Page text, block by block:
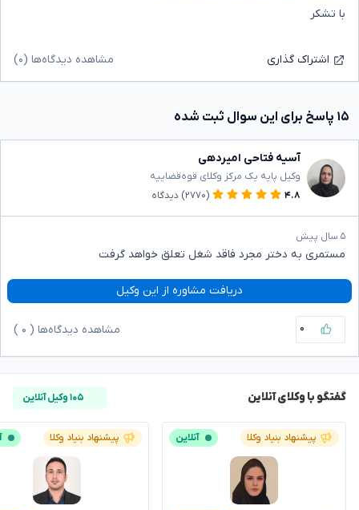
با تشکر
اشتراک گذاری مشاهده دیدگاه‌ها (۰)
۱۵ پاسخ برای این سوال ثبت شده
آسیه فتاحی امیردهی
وکیل پایه یک مرکز وکلای قوه‌قضاییه
۴.۸
(۲۷۷۰) دیدگاه
۵ سال پیش
مستمری به دختر مجرد فاقد شغل تعلق خواهد گرفت
دریافت مشاوره از این وکیل
۰ مشاهده دیدگاه‌ها ( ۰
گفتگو با وکلای آنلاین ۱۰۵ وکیل آنلاین
پیشنهاد بنیاد وکلا آنلاین پیشنهاد بنیاد وکلا